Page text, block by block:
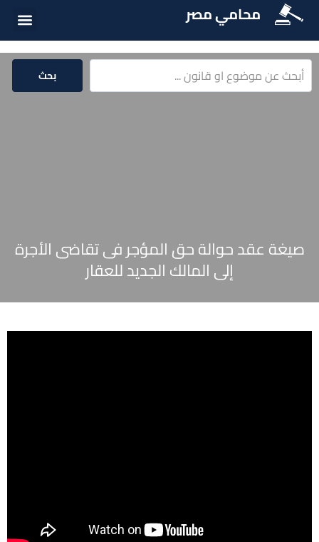
محامي مصر
بحث
صيغة عقد حوالة حق المؤجر فى تقاضى الأجرة
إلى المالك الجديد للعقار